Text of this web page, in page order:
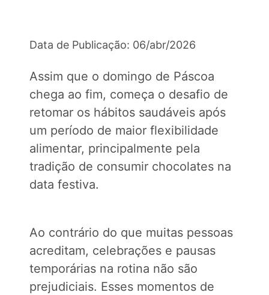
Data de Publicação: 06/abr/2026
Assim que o domingo de Páscoa
chega ao fim, começa o desafio de
retomar os hábitos saudáveis após
um período de maior flexibilidade
alimentar, principalmente pela
tradição de consumir chocolates na
data festiva.
Ao contrário do que muitas pessoas
acreditam, celebrações e pausas
temporárias na rotina não são
prejudiciais. Esses momentos de